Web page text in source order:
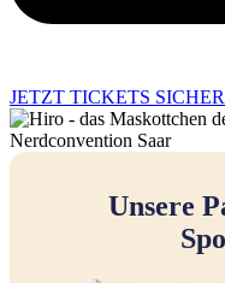
JETZT TICKETS
Unsere